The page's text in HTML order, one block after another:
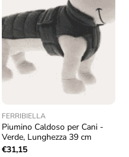
FERRIBIELLA
Piumino Caldoso per Cani -
Verde, Lunghezza 39 cm
€31,15